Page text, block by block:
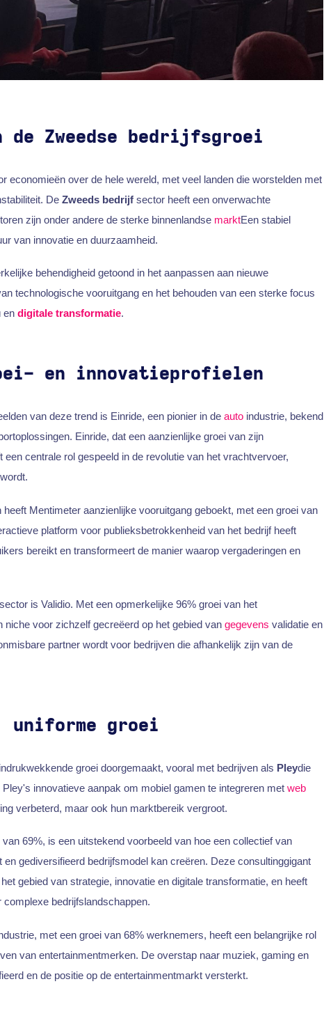
de Zweedse bedrijfsgroei
economieën over de hele wereld, met veel landen die worstelden met
De Zweeds bedrijfsector heeft een onverwachte
zijn onder andere de sterke binnenlandse marktEen stabiel
van innovatie en duurzaamheid.
behendigheid getoond in het aanpassen aan nieuwe
technologische vooruitgang en het behouden van een sterke focus
en digitale transformatie.
en innovatieprofielen
van deze trend is Einride, een pionier in de autoindustrie, bekend
Einride, dat een aanzienlijke groei van zijn
centrale rol gespeeld in de revolutie van het vrachtvervoer,
Mentimeter aanzienlijke vooruitgang geboekt, met een groei van
platform voor publieksbetrokkenheid van het bedrijf heeft
bereikt en transformeert de manier waarop vergaderingen en
is Validio. Met een opmerkelijke 96% groei van het
niche voor zichzelf gecreëerd op het gebied van gegevens validatie en
partner wordt voor bedrijven die afhankelijk zijn van de
uniforme groei
groei doorgemaakt, vooral met bedrijven als Pleydie
innovatieve aanpak om mobiel gamen te integreren met web
verbeterd, maar ook hun marktbereik vergroot.
69%, is een uitstekend voorbeeld van hoe een collectief van
gediversifieerd bedrijfsmodel kan creëren. Deze consultinggigant
gebied van strategie, innovatie en digitale transformatie, en heeft
complexe bedrijfslandschappen.
met een groei van 68% werknemers, heeft een belangrijke rol
van entertainmentmerken. De overstap naar muziek, gaming en
en de positie op de entertainmentmarkt versterkt.